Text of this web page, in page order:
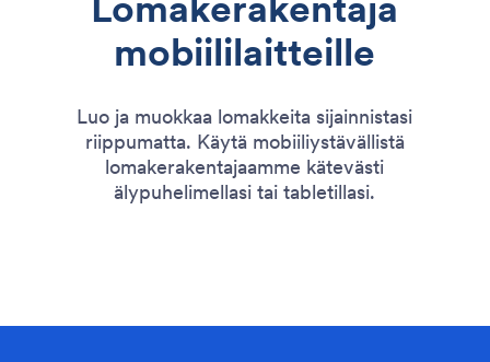
mobiililaitteille
Luo ja muokkaa lomakkeita sijainnistasi
riippumatta. Käytä mobiiliystävällistä
lomakerakentajaamme kätevästi
älypuhelimellasi tai tabletillasi.